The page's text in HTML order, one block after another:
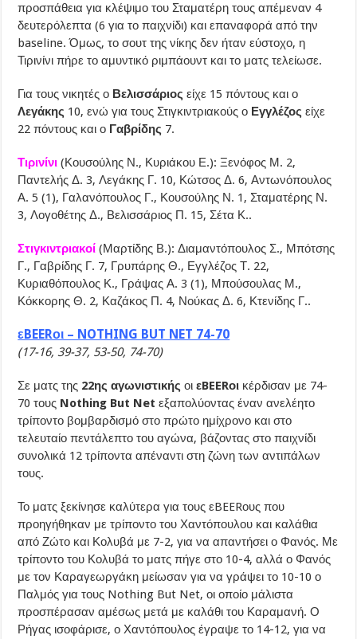
προσπάθεια για κλέψιμο του Σταματέρη τους απέμεναν 4
δευτερόλεπτα (6 για το παιχνίδι) και επαναφορά από την
baseline. Όμως, το σουτ της νίκης δεν ήταν εύστοχο, η
Τιρινίνι πήρε το αμυντικό ριμπάουντ και το ματς τελείωσε.
Για τους νικητές ο Βελισσάριοςείχε 15 πόντους και ο
Λεγάκης 10, ενώ για τους Στιγκιντριακούς ο Εγγλέζοςείχε
22 πόντους και ο Γαβρίδης 7.
Τιρινίνι(Κουσούλης Ν., Κυριάκου Ε.): Ξενόφος Μ. 2,
Παντελής Δ. 3, Λεγάκης Γ. 10, Κώτσος Δ. 6, Αντωνόπουλος
Α. 5 (1), Γαλανόπουλος Γ., Κουσούλης Ν. 1, Σταματέρης Ν.
3, Λογοθέτης Δ., Βελισσάριος Π. 15, Σέτα Κ..
Στιγκιντριακοί(Μαρτίδης Β.): Διαμαντόπουλος Σ., Μπότσης
Γ., Γαβρίδης Γ. 7, Γρυπάρης Θ., Εγγλέζος Τ. 22,
Κυριαθόπουλος Κ., Γράψας Α. 3 (1), Μπούσουλας Μ.,
Κόκκορης Θ. 2, Καζάκος Π. 4, Νούκας Δ. 6, Κτενίδης Γ..
εBEERοι – NOTHING BUT NET 74-70
(17-16, 39-37, 53-50, 74-70)
Σε ματς της 22ης αγωνιστικήςοιεBEERοι κέρδισαν με 74-
70 τους Nothing But Netεξαπολύοντας έναν ανελέητο
τρίποντο βομβαρδισμό στο πρώτο ημίχρονο και στο
τελευταίο πεντάλεπτο του αγώνα, βάζοντας στο παιχνίδι
συνολικά 12 τρίποντα απέναντι στη ζώνη των αντιπάλων
τους.
Το ματς ξεκίνησε καλύτερα για τους εBEERους που
προηγήθηκαν με τρίποντο του Χαντόπουλου και καλάθια
από Ζώτο και Κολυβά με 7-2, για να απαντήσει ο Φανός. Με
τρίποντο του Κολυβά το ματς πήγε στο 10-4, αλλά ο Φανός
με τον Καραγεωργάκη μείωσαν για να γράψει το 10-10 ο
Παλμός για τους Nothing But Net, οι οποίο μάλιστα
προσπέρασαν αμέσως μετά με καλάθι του Καραμανή. Ο
Ρήγας ισοφάρισε, ο Χαντόπουλος έγραψε το 14-12, για να